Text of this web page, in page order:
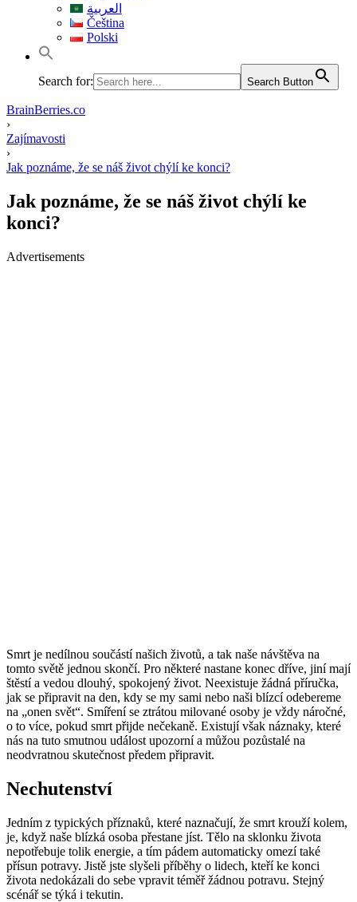
العربية
Čeština
Polski
Search for: Search Button
BrainBerries.co
›
Zajímavosti
›
Jak poznáme, že se náš život chýlí ke konci?
Jak poznáme, že se náš život chýlí ke
konci?
Advertisements
Smrt je nedílnou součástí našich životů, a tak naše návštěva na
tomto světě jednou skončí. Pro některé nastane konec dříve, jiní mají
štěstí a vedou dlouhý, spokojený život. Neexistuje žádná příručka,
jak se připravit na den, kdy se my sami nebo naši blízcí odebereme
na „onen svět“. Smíření se ztrátou milované osoby je vždy náročné,
o to více, pokud smrt přijde nečekaně. Existují však náznaky, které
nás na tuto smutnou událost upozorní a můžou pozůstalé na
neodvratnou skutečnost předem připravit.
Nechutenství
Jedním z typických příznaků, které naznačují, že smrt krouží kolem,
je, když naše blízká osoba přestane jíst. Tělo na sklonku života
nepotřebuje tolik energie, a tím pádem automaticky omezí také
přísun potravy. Jistě jste slyšeli příběhy o lidech, kteří ke konci
života nedokázali do sebe vpravit téměř žádnou potravu. Stejný
scénář se týká i tekutin.